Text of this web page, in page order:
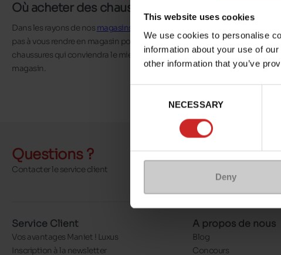
This website uses cookies
We use cookies to personalise
information about your use of
other information that you’ve
NECESSARY
Deny
Où acheter des chaussures Develab pour enfant
Dans les rayons de nos magasins Chaussures Maniet ! Luxus
pas à vous rendre en magasin pour faire essayer à votre enfant la paire
chaussures qui conviendra le mieux à ses pieds. Vous pouvez également
magasin.
Questions ?
Contacter le service client
Envoyer un
Plus d'options de
Service Client
Vos avantages Maniet ! Luxus
Inscription à la newsletter
A propos de nous
Blog
Concours